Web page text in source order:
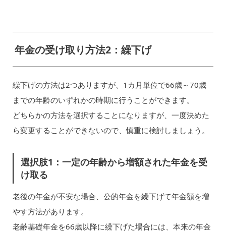
年金の受け取り方法2：繰下げ
繰下げの方法は2つありますが、1カ月単位で66歳～70歳
までの年齢のいずれかの時期に行うことができます。
どちらかの方法を選択することになりますが、一度決めた
ら変更することができないので、慎重に検討しましょう。
選択肢1：一定の年齢から増額された年金を受
け取る
老後の年金が不安な場合、公的年金を繰下げて年金額を増
やす方法があります。
老齢基礎年金を66歳以降に繰下げた場合には、本来の年金